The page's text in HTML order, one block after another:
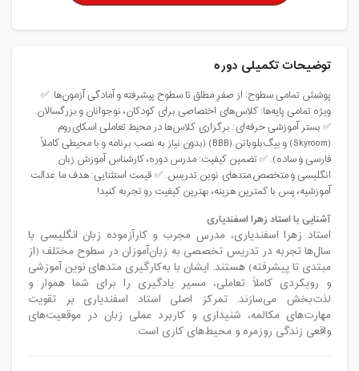
توضیحات تکمیلی دوره
پوشش تمامی سطوح: از صفرِ مطلق تا سطوح پیشرفته و آمادگی آزمون‌ها. ✅
ویژه تمامی پایه‌ها: کلاس‌های اختصاصی برای کودکان، نوجوانان و بزرگسالان.
✅ بستر آموزشی حرفه‌ای: برگزاری کلاس‌ها در محیط تعاملی اسکای‌روم
(Skyroom) و بیگ‌بلو‌باتن (BBB) (بدون نیاز به نصب برنامه و با محیطی کاملاً
فارسی و ساده). ✅ تضمین کیفیت: مدرس دوره، کارشناس آموزش زبان
انگلیسی و متخصص متدهای نوین تدریس. ✅ قیمت استثنایی: هدف ما عدالت
آموزشیه، پس با کمترین هزینه، بهترین کیفیت رو تجربه کنید!
آشنایی با استاد زهرا اسفندیاری
استاد زهرا اسفندیاری، مدرس مجرب و کارآزموده زبان انگلیسی با
سال‌ها تجربه در تدریس تخصصی به زبان‌آموزان در سطوح مختلف (از
مبتدی تا پیشرفته) هستند. ایشان با به‌کارگیری متدهای نوین آموزشی
و رویکردی کاملاً تعاملی، مسیر یادگیری را برای شما هموار و
لذت‌بخش می‌سازند. تمرکز اصلی استاد اسفندیاری بر تقویت
مهارت‌های مکالمه، شنیداری و کاربرد عملی زبان در موقعیت‌های
واقعی زندگی روزمره و محیط‌های کاری است.